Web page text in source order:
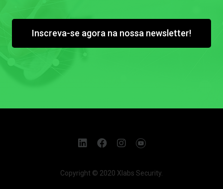
Inscreva-se agora na nossa newsletter!
Copyright © 2020 Xlabs Security.